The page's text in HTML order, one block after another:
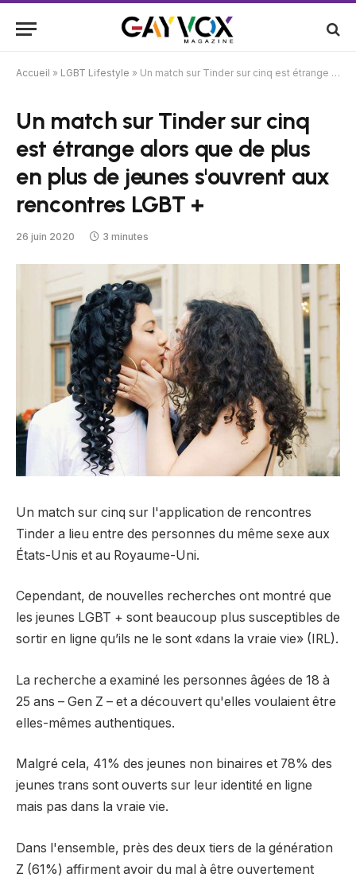
Accueil » LGBT Lifestyle » Un match sur Tinder sur cinq est étrange alors que de plus en plus de jeunes s'ouvrent aux rencontres LGBT +
Un match sur Tinder sur cinq
est étrange alors que de plus
en plus de jeunes s'ouvrent aux
rencontres LGBT +
26 juin 2020 3 minutes
Un match sur cinq sur l'application de rencontres
Tinder a lieu entre des personnes du même sexe aux
États-Unis et au Royaume-Uni.
Cependant, de nouvelles recherches ont montré que
les jeunes LGBT + sont beaucoup plus susceptibles de
sortir en ligne qu’ils ne le sont «dans la vraie vie» (IRL).
La recherche a examiné les personnes âgées de 18 à
25 ans – Gen Z – et a découvert qu'elles voulaient être
elles-mêmes authentiques.
Malgré cela, 41% des jeunes non binaires et 78% des
jeunes trans sont ouverts sur leur identité en ligne
mais pas dans la vraie vie.
Dans l'ensemble, près des deux tiers de la génération
Z (61%) affirment avoir du mal à être ouvertement